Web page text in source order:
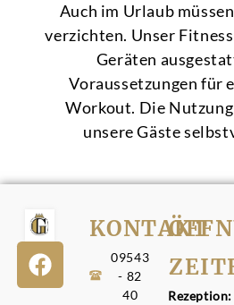
Auch im Urlaub
verzichten. Unser
Geräten
Voraussetzungen für
Workout. Die
unsere Gäste
KONTAKT
09543
- 82
40
Rezeption: